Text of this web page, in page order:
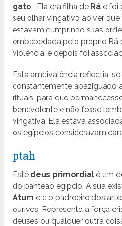
gato . Ela era filha de Rá e foi
seu olhar vingativo ao ver
estavam cumprindo suas
embebedada pelo próprio Rá
violência, e depois foi
Esta ambivalência reflectia-
constantemente apaziguado
rituais, para que
benevolente e não fosse
vingativa. Ela estava
os egípcios consideravam
ptah
Este deus primordial é um
do panteão egípcio. A sua
Atum e é o padroeiro dos
ourives. Representa a força
deuses ou qualquer outra